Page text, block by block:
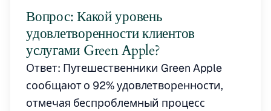
Вопрос: Какой уровень
удовлетворенности клиентов
услугами Green Apple?
Ответ: Путешественники Green Apple
сообщают о 92% удовлетворенности,
отмечая беспроблемный процесс